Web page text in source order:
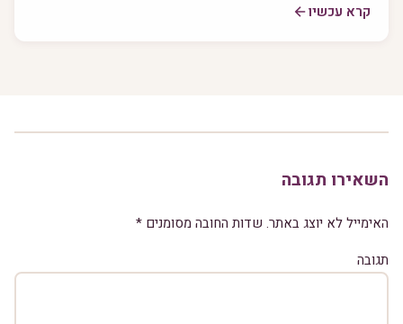
קרא עכשיו
השאירו תגובה
האימייל לא יוצג באתר. שדות החובה מסומנים *
תגובה